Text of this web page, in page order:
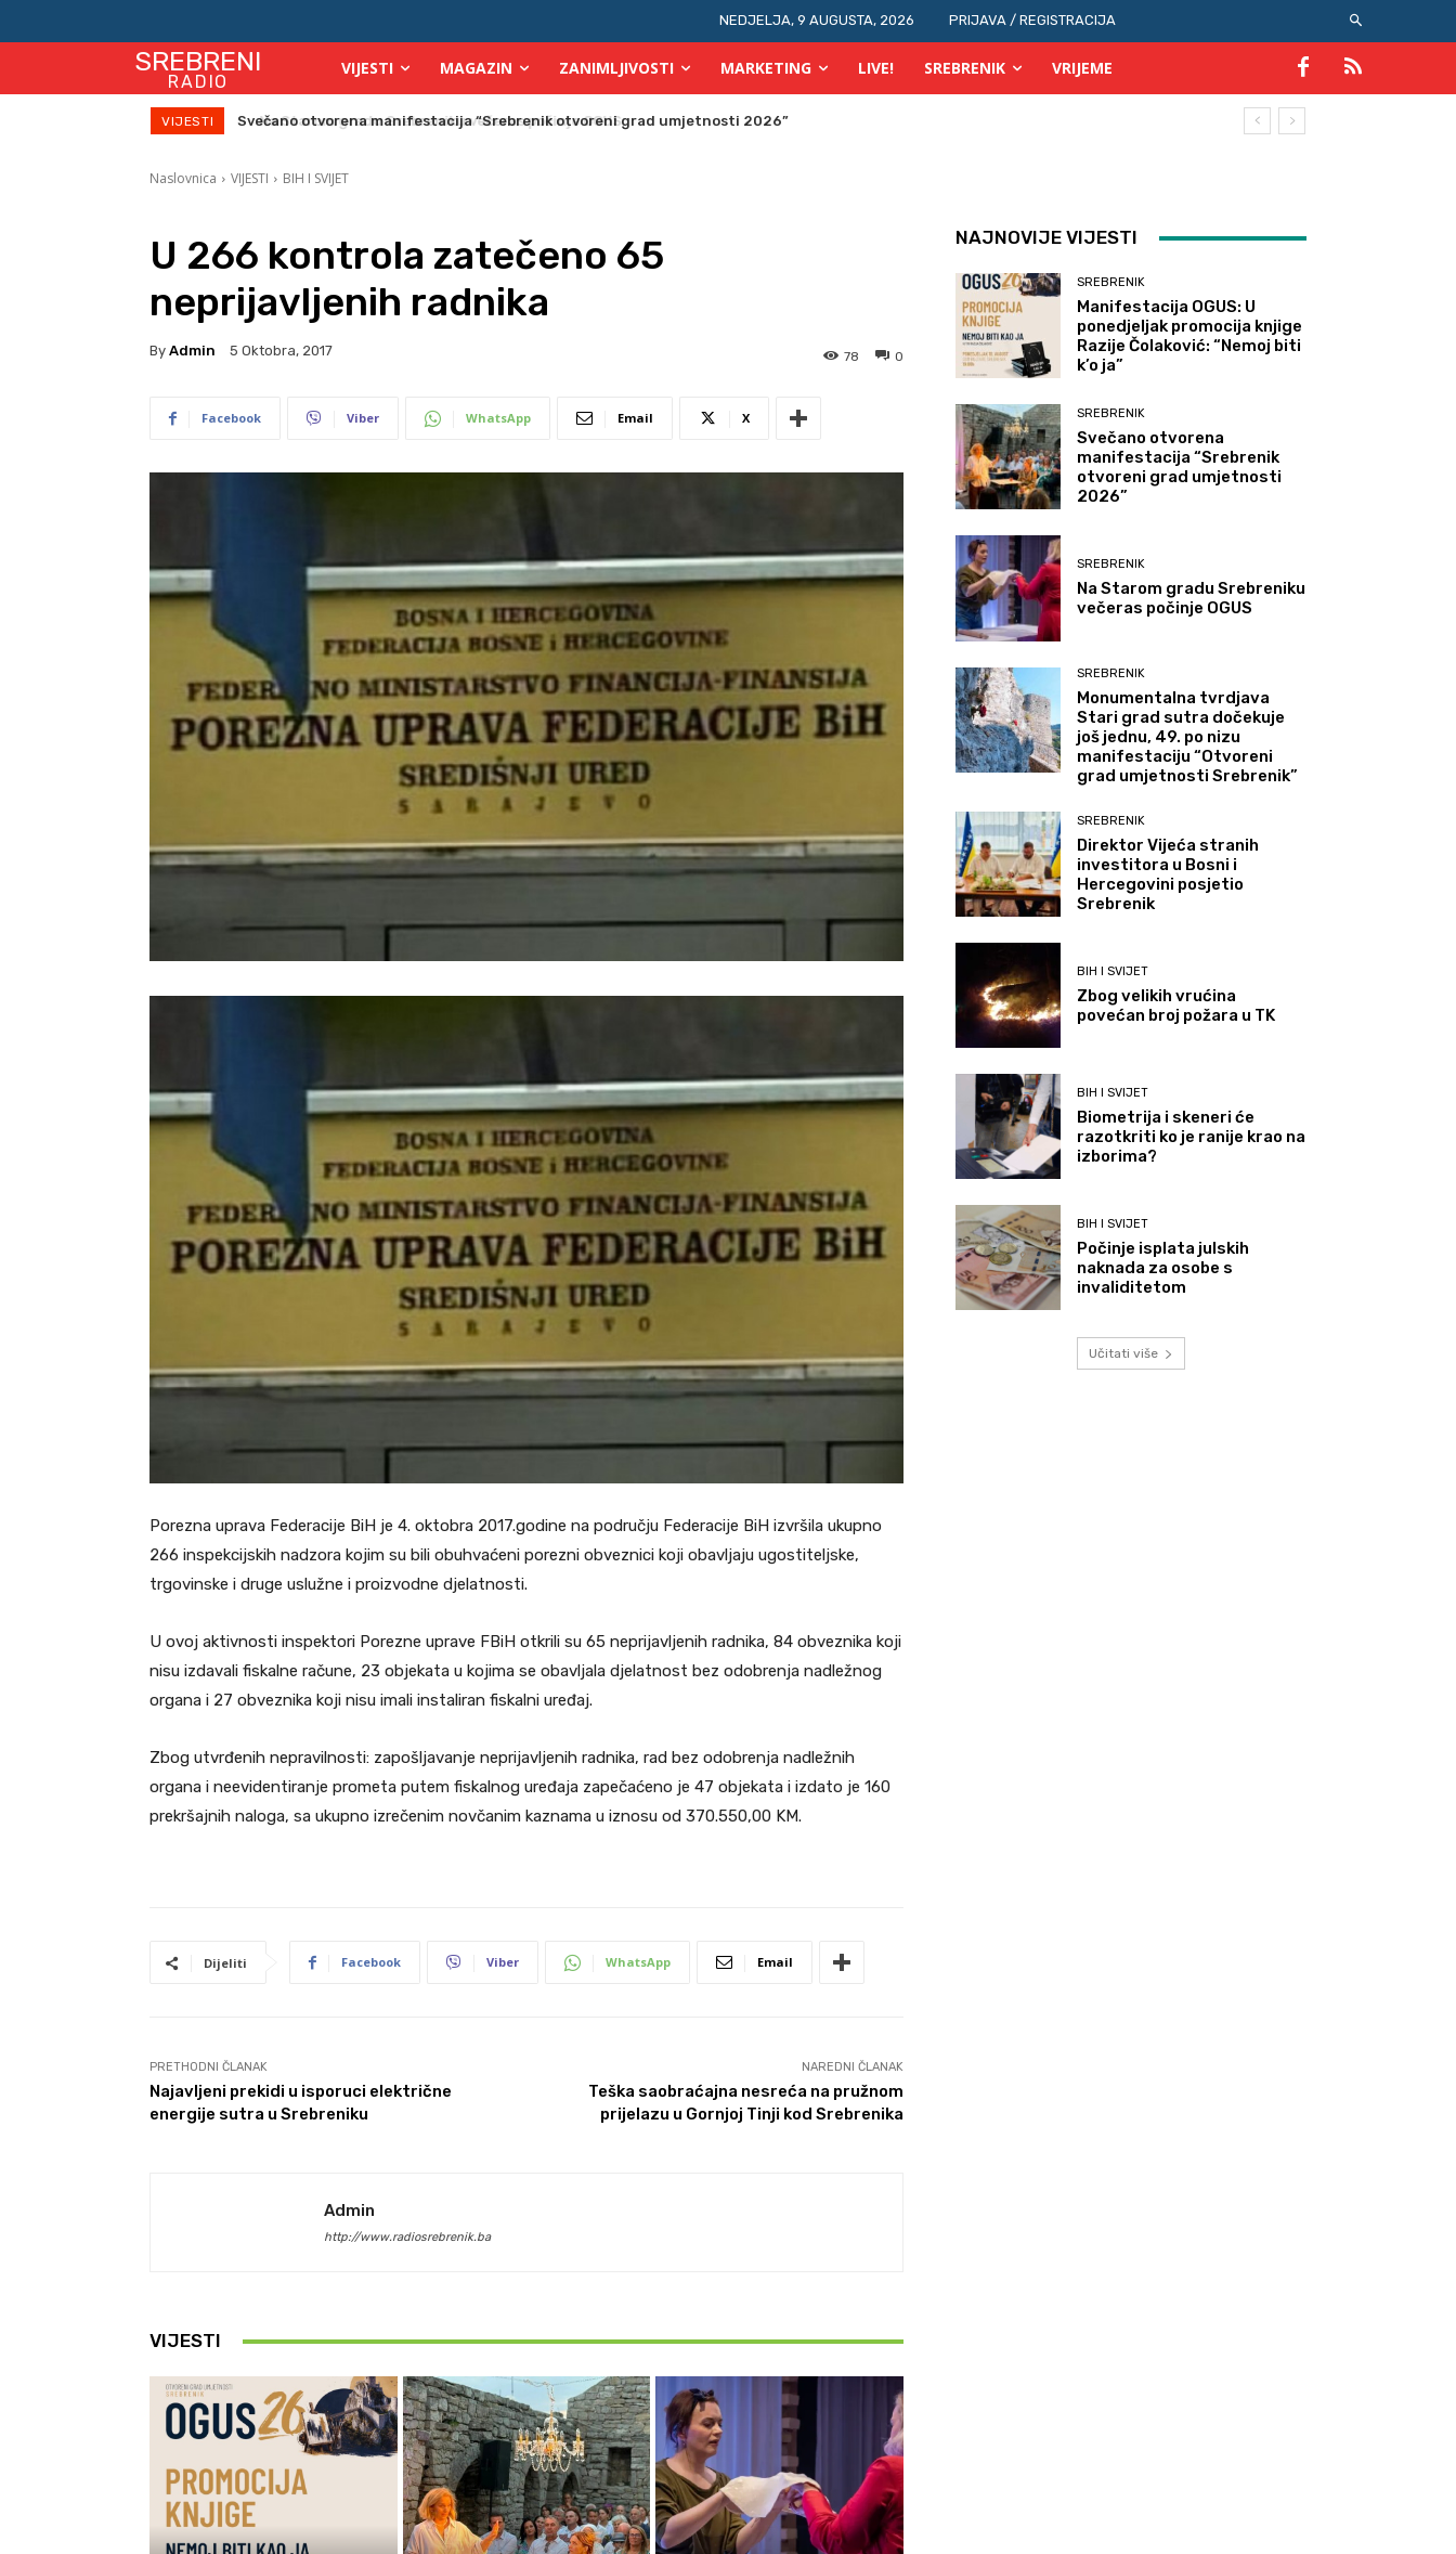
NEDJELJA, 9 AUGUSTA, 2026 PRIJAVA / REGISTRACIJA
SREBRENI
RADIO
VIJESTI MAGAZIN ZANIMLJIVOSTI MARKETING LIVE! SREBRENIK VRIJEME
VIJESTI Na Starom gradu Srebreniku večeras počinje OGUS
Naslovnica VIJESTI BIH I SVIJET
U 266 kontrola zatečeno 65
neprijavljenih radnika
By Admin 5 Oktobra, 2017 0
78
Facebook Viber WhatsApp Email X
Porezna uprava Federacije BiH je 4. oktobra 2017.godine na području Federacije BiH izvršila ukupno
266 inspekcijskih nadzora kojim su bili obuhvaćeni porezni obveznici koji obavljaju ugostiteljske,
trgovinske i druge uslužne i proizvodne djelatnosti.
U ovoj aktivnosti inspektori Porezne uprave FBiH otkrili su 65 neprijavljenih radnika, 84 obveznika koji
nisu izdavali fiskalne račune, 23 objekata u kojima se obavljala djelatnost bez odobrenja nadležnog
organa i 27 obveznika koji nisu imali instaliran fiskalni uređaj.
Zbog utvrđenih nepravilnosti: zapošljavanje neprijavljenih radnika, rad bez odobrenja nadležnih
organa i neevidentiranje prometa putem fiskalnog uređaja zapečaćeno je 47 objekata i izdato je 160
prekršajnih naloga, sa ukupno izrečenim novčanim kaznama u iznosu od 370.550,00 KM.
Dijeliti Facebook Viber WhatsApp Email
PRETHODNI ČLANAK
Najavljeni prekidi u isporuci električne
energije sutra u Srebreniku
NAREDNI ČLANAK
Teška saobraćajna nesreća na pružnom
prijelazu u Gornjoj Tinji kod Srebrenika
Admin
http://www.radiosrebrenik.ba
VIJESTI
NAJNOVIJE VIJESTI
SREBRENIK
Manifestacija OGUS: U
ponedjeljak promocija knjige
Razije Čolaković: “Nemoj biti
k’o ja”
SREBRENIK
Svečano otvorena
manifestacija “Srebrenik
otvoreni grad umjetnosti
2026”
SREBRENIK
Na Starom gradu Srebreniku
večeras počinje OGUS
SREBRENIK
Monumentalna tvrdjava
Stari grad sutra dočekuje
još jednu, 49. po nizu
manifestaciju “Otvoreni
grad umjetnosti Srebrenik”
SREBRENIK
Direktor Vijeća stranih
investitora u Bosni i
Hercegovini posjetio
Srebrenik
BIH I SVIJET
Zbog velikih vrućina
povećan broj požara u TK
BIH I SVIJET
Biometrija i skeneri će
razotkriti ko je ranije krao na
izborima?
BIH I SVIJET
Počinje isplata julskih
naknada za osobe s
invaliditetom
Učitati više